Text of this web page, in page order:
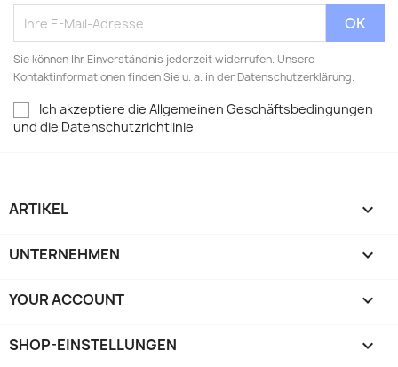
Sie können Ihr Einverständnis jederzeit widerrufen. Unsere
Kontaktinformationen finden Sie u. a. in der Datenschutzerklärung.
Ich akzeptiere die Allgemeinen Geschäftsbedingungen
und die Datenschutzrichtlinie
ARTIKEL 
UNTERNEHMEN 
YOUR ACCOUNT 
SHOP-EINSTELLUNGEN keyboard_arrow_down